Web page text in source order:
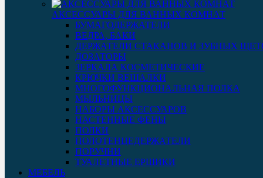
АКСЕССУАРЫ ДЛЯ ВАННЫХ КОМНАТ
БУМАГОДЕРЖАТЕЛИ
ВЕДРА, БАКИ
ДЕРЖАТЕЛИ СТАКАНОВ И ЗУБНЫХ
ДОЗАТОРЫ
ЗЕРКАЛА КОСМЕТИЧЕСКИЕ
КРЮЧКИ ВЕШАЛКИ
МНОГОФУНКЦИОНАЛЬНАЯ ПОЛКА
МЫЛЬНИЦЫ
НАБОРЫ АКСЕССУАРОВ
НАСТЕННЫЕ ФЕНЫ
ПОЛКИ
ПОЛОТЕНЦЕДЕРЖАТЕЛИ
ПОРУЧНИ
ТУАЛЕТНЫЕ ЕРШИКИ
МЕБЕЛЬ